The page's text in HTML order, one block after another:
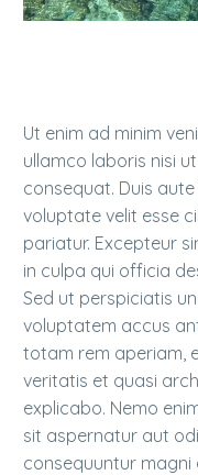
Ut enim ad minim
ullamco laboris nisi
consequat. Duis
voluptate velit esse
pariatur. Excepteur
in culpa qui officia
Sed ut perspiciatis
voluptatem accus
totam rem aperiam,
veritatis et quasi
explicabo. Nemo
sit aspernatur aut
consequuntur